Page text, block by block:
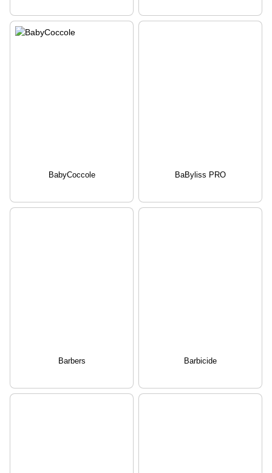
BabyCoccole BaByliss PRO
Barbers Barbicide